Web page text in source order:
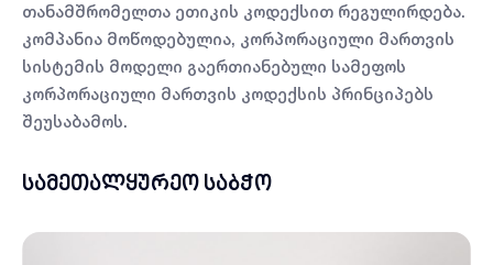
თანამშრომელთა ეთიკის კოდექსით რეგულირდება.
კომპანია მოწოდებულია, კორპორაციული მართვის
სისტემის მოდელი გაერთიანებული სამეფოს
კორპორაციული მართვის კოდექსის პრინციპებს
შეუსაბამოს.
სამეთალყურეო საბჭო